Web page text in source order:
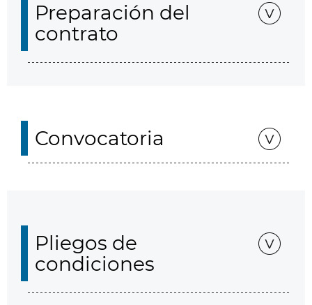
Preparación del
contrato
Convocatoria
Pliegos de
condiciones